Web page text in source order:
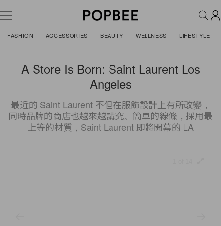
FASHION ACCESSORIES BEAUTY WELLNESS LIFESTYLE
A Store Is Born: Saint Laurent Los
Angeles
最近的 Saint Laurent 不但在服飾設計上有所改變，
同時品牌的商店也越來越講究。簡單的線條，採用最
上等的材質，Saint Laurent 即將開幕的 LA